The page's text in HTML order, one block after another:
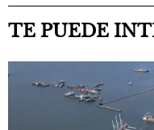
TE PUEDE